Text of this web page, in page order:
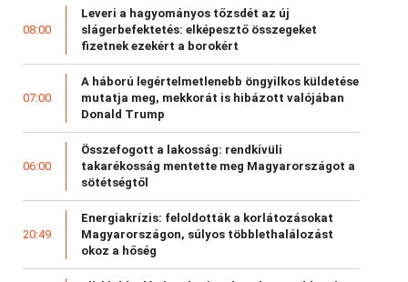
08:00
Leveri a hagyományos tőzsdét az új
slágerbefektetés: elképesztő összegeket
fizetnek ezekért a borokért
07:00
A háború legértelmetlenebb öngyilkos küldetése
mutatja meg, mekkorát is hibázott valójában
Donald Trump
06:00
Összefogott a lakosság: rendkívüli
takarékosság mentette meg Magyarországot a
sötétségtől
20:49
Energiakrízis: feloldották a korlátozásokat
Magyarországon, súlyos többlethalálozást
okoz a hőség